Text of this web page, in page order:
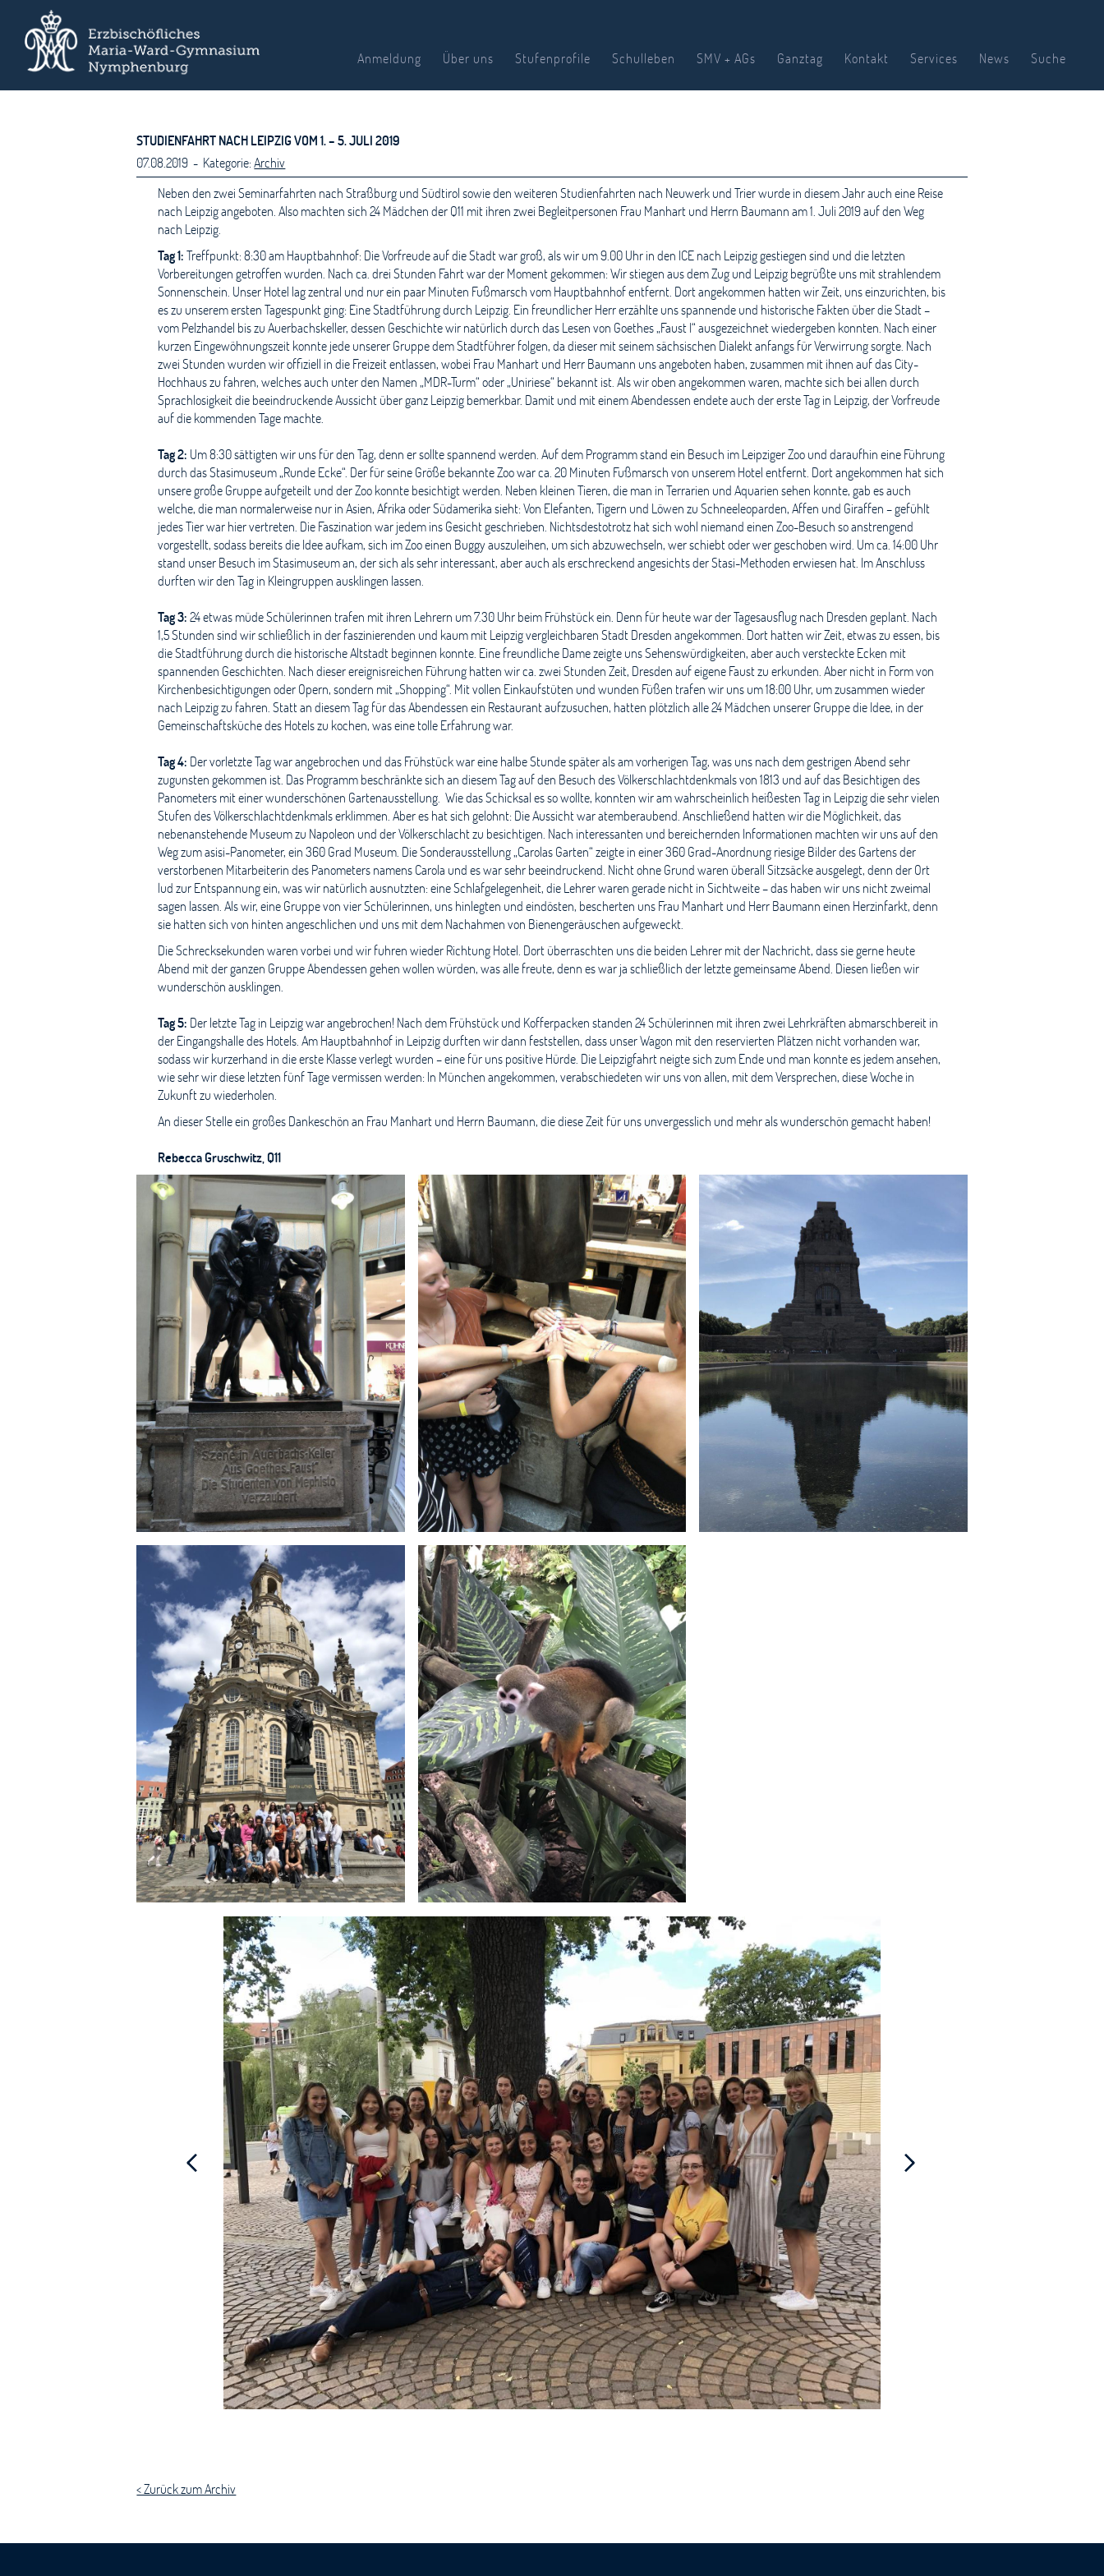
Anmeldung Über uns Stufenprofile Schulleben SMV + AGs Ganztag Kontakt Services News Suche
STUDIENFAHRT NACH LEIPZIG VOM 1. – 5. JULI 2019
07.08.2019 - Kategorie:Archiv
Neben den zwei Seminarfahrten nach Straßburg und Südtirol sowie den weiteren Studienfahrten nach Neuwerk und Trier wurde in diesem Jahr auch eine Reise
nach Leipzig angeboten. Also machten sich 24 Mädchen der Q11 mit ihren zwei Begleitpersonen Frau Manhart und Herrn Baumann am 1. Juli 2019 auf den Weg
nach Leipzig.
Tag 1:Treffpunkt: 8:30 am Hauptbahnhof: Die Vorfreude auf die Stadt war groß, als wir um 9.00 Uhr in den ICE nach Leipzig gestiegen sind und die letzten
Vorbereitungen getroffen wurden. Nach ca. drei Stunden Fahrt war der Moment gekommen: Wir stiegen aus dem Zug und Leipzig begrüßte uns mit strahlendem
Sonnenschein. Unser Hotel lag zentral und nur ein paar Minuten Fußmarsch vom Hauptbahnhof entfernt. Dort angekommen hatten wir Zeit, uns einzurichten, bis
es zu unserem ersten Tagespunkt ging: Eine Stadtführung durch Leipzig. Ein freundlicher Herr erzählte uns spannende und historische Fakten über die Stadt –
vom Pelzhandel bis zu Auerbachskeller, dessen Geschichte wir natürlich durch das Lesen von Goethes „Faust I“ ausgezeichnet wiedergeben konnten. Nach einer
kurzen Eingewöhnungszeit konnte jede unserer Gruppe dem Stadtführer folgen, da dieser mit seinem sächsischen Dialekt anfangs für Verwirrung sorgte. Nach
zwei Stunden wurden wir offiziell in die Freizeit entlassen, wobei Frau Manhart und Herr Baumann uns angeboten haben, zusammen mit ihnen auf das City-
Hochhaus zu fahren, welches auch unter den Namen „MDR-Turm“ oder „Uniriese“ bekannt ist. Als wir oben angekommen waren, machte sich bei allen durch
Sprachlosigkeit die beeindruckende Aussicht über ganz Leipzig bemerkbar. Damit und mit einem Abendessen endete auch der erste Tag in Leipzig, der Vorfreude
auf die kommenden Tage machte.
Tag 2: Um 8:30 sättigten wir uns für den Tag, denn er sollte spannend werden. Auf dem Programm stand ein Besuch im Leipziger Zoo und daraufhin eine Führung
durch das Stasimuseum „Runde Ecke“. Der für seine Größe bekannte Zoo war ca. 20 Minuten Fußmarsch von unserem Hotel entfernt. Dort angekommen hat sich
unsere große Gruppe aufgeteilt und der Zoo konnte besichtigt werden. Neben kleinen Tieren, die man in Terrarien und Aquarien sehen konnte, gab es auch
welche, die man normalerweise nur in Asien, Afrika oder Südamerika sieht: Von Elefanten, Tigern und Löwen zu Schneeleoparden, Affen und Giraffen – gefühlt
jedes Tier war hier vertreten. Die Faszination war jedem ins Gesicht geschrieben. Nichtsdestotrotz hat sich wohl niemand einen Zoo-Besuch so anstrengend
vorgestellt, sodass bereits die Idee aufkam, sich im Zoo einen Buggy auszuleihen, um sich abzuwechseln, wer schiebt oder wer geschoben wird. Um ca. 14:00 Uhr
stand unser Besuch im Stasimuseum an, der sich als sehr interessant, aber auch als erschreckend angesichts der Stasi-Methoden erwiesen hat. Im Anschluss
durften wir den Tag in Kleingruppen ausklingen lassen.
Tag 3:24 etwas müde Schülerinnen trafen mit ihren Lehrern um 7.30 Uhr beim Frühstück ein. Denn für heute war der Tagesausflug nach Dresden geplant. Nach
1,5 Stunden sind wir schließlich in der faszinierenden und kaum mit Leipzig vergleichbaren Stadt Dresden angekommen. Dort hatten wir Zeit, etwas zu essen, bis
die Stadtführung durch die historische Altstadt beginnen konnte. Eine freundliche Dame zeigte uns Sehenswürdigkeiten, aber auch versteckte Ecken mit
spannenden Geschichten. Nach dieser ereignisreichen Führung hatten wir ca. zwei Stunden Zeit, Dresden auf eigene Faust zu erkunden. Aber nicht in Form von
Kirchenbesichtigungen oder Opern, sondern mit „Shopping“. Mit vollen Einkaufstüten und wunden Füßen trafen wir uns um 18:00 Uhr, um zusammen wieder
nach Leipzig zu fahren. Statt an diesem Tag für das Abendessen ein Restaurant aufzusuchen, hatten plötzlich alle 24 Mädchen unserer Gruppe die Idee, in der
Gemeinschaftsküche des Hotels zu kochen, was eine tolle Erfahrung war.
Tag 4: Der vorletzte Tag war angebrochen und das Frühstück war eine halbe Stunde später als am vorherigen Tag, was uns nach dem gestrigen Abend sehr
zugunsten gekommen ist. Das Programm beschränkte sich an diesem Tag auf den Besuch des Völkerschlachtdenkmals von 1813 und auf das Besichtigen des
Panometers mit einer wunderschönen Gartenausstellung. Wie das Schicksal es so wollte, konnten wir am wahrscheinlich heißesten Tag in Leipzig die sehr vielen
Stufen des Völkerschlachtdenkmals erklimmen. Aber es hat sich gelohnt: Die Aussicht war atemberaubend. Anschließend hatten wir die Möglichkeit, das
nebenanstehende Museum zu Napoleon und der Völkerschlacht zu besichtigen. Nach interessanten und bereichernden Informationen machten wir uns auf den
Weg zum asisi-Panometer, ein 360 Grad Museum. Die Sonderausstellung „Carolas Garten“ zeigte in einer 360 Grad-Anordnung riesige Bilder des Gartens der
verstorbenen Mitarbeiterin des Panometers namens Carola und es war sehr beeindruckend. Nicht ohne Grund waren überall Sitzsäcke ausgelegt, denn der Ort
lud zur Entspannung ein, was wir natürlich ausnutzten: eine Schlafgelegenheit, die Lehrer waren gerade nicht in Sichtweite – das haben wir uns nicht zweimal
sagen lassen. Als wir, eine Gruppe von vier Schülerinnen, uns hinlegten und eindösten, bescherten uns Frau Manhart und Herr Baumann einen Herzinfarkt, denn
sie hatten sich von hinten angeschlichen und uns mit dem Nachahmen von Bienengeräuschen aufgeweckt.
Die Schrecksekunden waren vorbei und wir fuhren wieder Richtung Hotel. Dort überraschten uns die beiden Lehrer mit der Nachricht, dass sie gerne heute
Abend mit der ganzen Gruppe Abendessen gehen wollen würden, was alle freute, denn es war ja schließlich der letzte gemeinsame Abend. Diesen ließen wir
wunderschön ausklingen.
Tag 5: Der letzte Tag in Leipzig war angebrochen! Nach dem Frühstück und Kofferpacken standen 24 Schülerinnen mit ihren zwei Lehrkräften abmarschbereit in
der Eingangshalle des Hotels. Am Hauptbahnhof in Leipzig durften wir dann feststellen, dass unser Wagon mit den reservierten Plätzen nicht vorhanden war,
sodass wir kurzerhand in die erste Klasse verlegt wurden – eine für uns positive Hürde. Die Leipzigfahrt neigte sich zum Ende und man konnte es jedem ansehen,
wie sehr wir diese letzten fünf Tage vermissen werden: In München angekommen, verabschiedeten wir uns von allen, mit dem Versprechen, diese Woche in
Zukunft zu wiederholen.
An dieser Stelle ein großes Dankeschön an Frau Manhart und Herrn Baumann, die diese Zeit für uns unvergesslich und mehr als wunderschön gemacht haben!
Rebecca Gruschwitz, Q11
< Zurück zum Archiv